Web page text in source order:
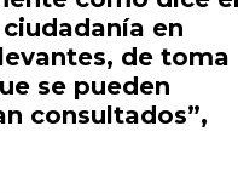
en
de toma
se pueden
consultados”,